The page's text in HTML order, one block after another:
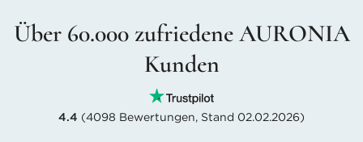
Über 60.000 zufriedene AURONIA
Kunden
4.4 (4098 Bewertungen, Stand 02.02.2026)